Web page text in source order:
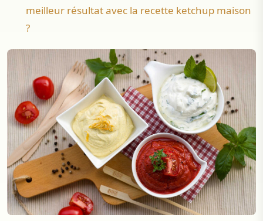
meilleur résultat avec la recette ketchup maison
?